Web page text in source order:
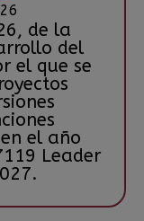
de la
del
el que se
el año
Leader